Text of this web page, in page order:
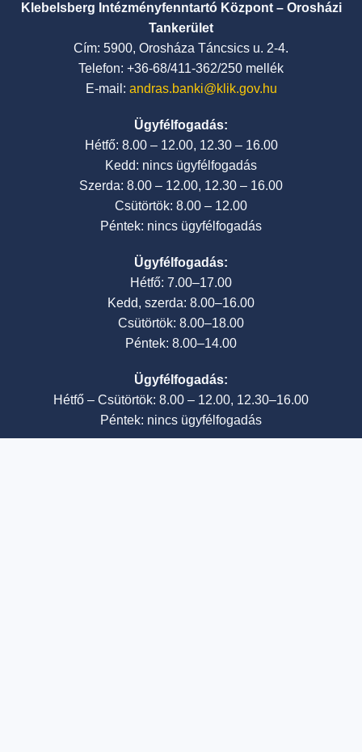
Klebelsberg Intézményfenntartó Központ – Orosházi
Tankerület
Cím: 5900, Orosháza Táncsics u. 2-4.
Telefon: +36-68/411-362/250 mellék
E-mail: andras.banki@klik.gov.hu
Ügyfélfogadás:
Hétfő: 8.00 – 12.00, 12.30 – 16.00
Kedd: nincs ügyfélfogadás
Szerda: 8.00 – 12.00, 12.30 – 16.00
Csütörtök: 8.00 – 12.00
Péntek: nincs ügyfélfogadás
Ügyfélfogadás:
Hétfő: 7.00–17.00
Kedd, szerda: 8.00–16.00
Csütörtök: 8.00–18.00
Péntek: 8.00–14.00
Ügyfélfogadás:
Hétfő – Csütörtök: 8.00 – 12.00, 12.30–16.00
Péntek: nincs ügyfélfogadás